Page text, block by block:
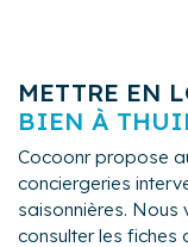
METTRE EN
BIEN À
Cocoonr propose
conciergeries
saisonnières.
consulter les fiches